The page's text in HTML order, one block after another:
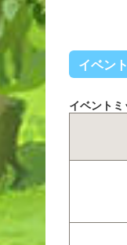
イベン
イベント